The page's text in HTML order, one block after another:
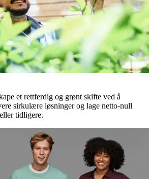
et rettferdig og grønt skifte ved å
sirkulære løsninger og lage netto-null
tidligere.